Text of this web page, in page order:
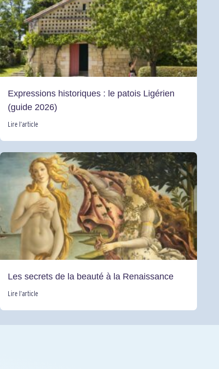
Expressions historiques : le patois Ligérien
(guide 2026)
Lire l’article
Les secrets de la beauté à la Renaissance
Lire l’article